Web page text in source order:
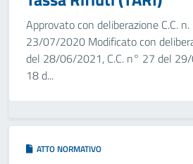
Approvato con deliberazione C.C.
23/07/2020 Modificato con
del 28/06/2021, C.C. n° 27 del
18 d...
ATTO NORMATIVO